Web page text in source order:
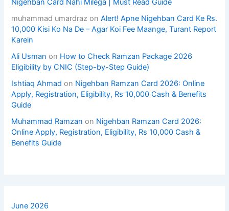
Nigehban Card Nahi Milega | Must Read Guide
muhammad umardraz onAlert! Apne Nigehban Card Ke Rs.
10,000 Kisi Ko Na De – Agar Koi Fee Maange, Turant Report
Karein
Ali Usman on How to Check Ramzan Package 2026
Eligibility by CNIC (Step-by-Step Guide)
Ishtiaq Ahmad on Nigehban Ramzan Card 2026: Online
Apply, Registration, Eligibility, Rs 10,000 Cash & Benefits
Guide
Muhammad Ramzan on Nigehban Ramzan Card 2026:
Online Apply, Registration, Eligibility, Rs 10,000 Cash &
Benefits Guide
June 2026